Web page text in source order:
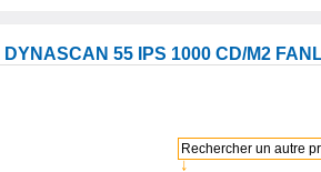
DYNASCAN 55 IPS 1000 CD/M2
↓
Rechercher un autre